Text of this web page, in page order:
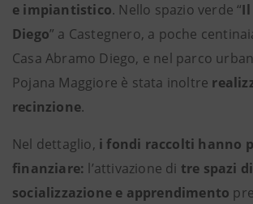
e impiantistico. Nello spazio verde “Il
Diego” a Castegnero, a poche
Casa Abramo Diego, e nel parco
Pojana Maggiore è stata inoltre
recinzione.
Nel dettaglio, i fondi raccolti hanno
finanziare: l’attivazione di tre spazi di
socializzazione e apprendimento